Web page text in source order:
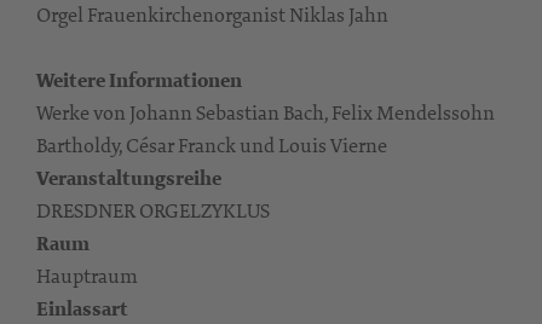
Orgel Frauenkirchenorganist Niklas Jahn
Weitere Informationen
Werke von Johann Sebastian Bach, Felix Mendelssohn
Bartholdy, César Franck und Louis Vierne
Veranstaltungsreihe
DRESDNER ORGELZYKLUS
Raum
Hauptraum
Einlassart